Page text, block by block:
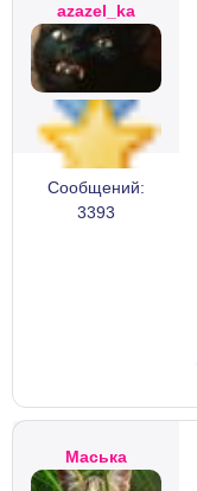
azazel_ka
Сообщений:
3393
Маська